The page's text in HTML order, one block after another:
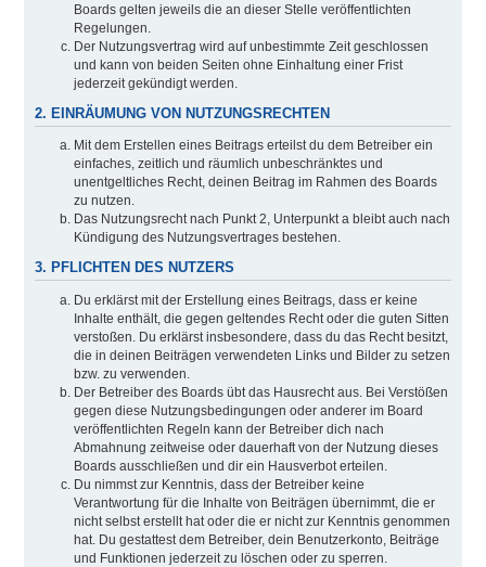
Boards gelten jeweils die an dieser Stelle veröffentlichten
Regelungen.
Der Nutzungsvertrag wird auf unbestimmte Zeit geschlossen
und kann von beiden Seiten ohne Einhaltung einer Frist
jederzeit gekündigt werden.
2. EINRÄUMUNG VON NUTZUNGSRECHTEN
Mit dem Erstellen eines Beitrags erteilst du dem Betreiber ein
einfaches, zeitlich und räumlich unbeschränktes und
unentgeltliches Recht, deinen Beitrag im Rahmen des Boards
zu nutzen.
Das Nutzungsrecht nach Punkt 2, Unterpunkt a bleibt auch nach
Kündigung des Nutzungsvertrages bestehen.
3. PFLICHTEN DES NUTZERS
Du erklärst mit der Erstellung eines Beitrags, dass er keine
Inhalte enthält, die gegen geltendes Recht oder die guten Sitten
verstoßen. Du erklärst insbesondere, dass du das Recht besitzt,
die in deinen Beiträgen verwendeten Links und Bilder zu setzen
bzw. zu verwenden.
Der Betreiber des Boards übt das Hausrecht aus. Bei Verstößen
gegen diese Nutzungsbedingungen oder anderer im Board
veröffentlichten Regeln kann der Betreiber dich nach
Abmahnung zeitweise oder dauerhaft von der Nutzung dieses
Boards ausschließen und dir ein Hausverbot erteilen.
Du nimmst zur Kenntnis, dass der Betreiber keine
Verantwortung für die Inhalte von Beiträgen übernimmt, die er
nicht selbst erstellt hat oder die er nicht zur Kenntnis genommen
hat. Du gestattest dem Betreiber, dein Benutzerkonto, Beiträge
und Funktionen jederzeit zu löschen oder zu sperren.